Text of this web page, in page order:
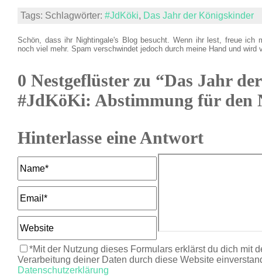
Tags: Schlagwörter: #JdKöki, Das Jahr der Königskinder
Schön, dass ihr Nightingale's Blog besucht. Wenn ihr lest, freue ich
noch viel mehr. Spam verschwindet jedoch durch meine Hand und wird
0 Nestgeflüster zu “Das Jahr
#JdKöKi: Abstimmung für den
Hinterlasse eine Antwort
*Mit der Nutzung dieses Formulars erklärst du dich mit
Verarbeitung deiner Daten durch diese Website
Datenschutzerklärung